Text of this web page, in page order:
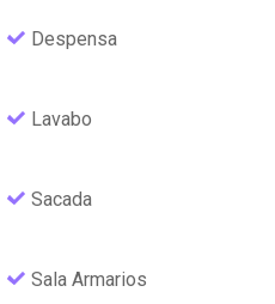
Despensa
Lavabo
Sacada
Sala Armarios